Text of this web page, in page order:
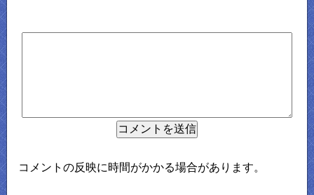
コメントの反映に時間がかかる場合があります。